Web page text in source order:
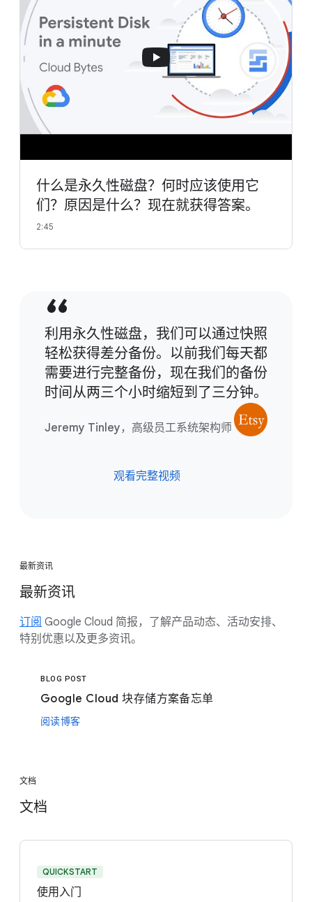
什么是永久性磁盘？何时应该使用它
们？原因是什么？现在就获得答案。
2:45
利用永久性磁盘，我们可以通过快照
轻松获得差分备份。以前我们每天都
需要进行完整备份，现在我们的备份
时间从两三个小时缩短到了三分钟。
Jeremy Tinley，高级员工系统架构师
观看完整视频
最新资讯
最新资讯
订阅 Google Cloud 简报，了解产品动态、活动安排、
特别优惠以及更多资讯。
BLOG POST
Google Cloud 块存储方案备忘单
阅读博客
文档
文档
QUICKSTART
使用入门